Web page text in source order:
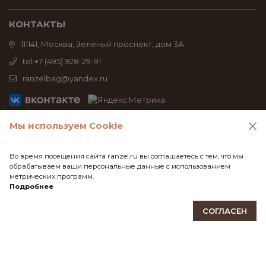
КОНТАКТЫ
111141, Москва, Зеленый проспект, дом 3А
tel:+7 (495) 928-29-91
ranzelbag@yandex.ru
© 2026 Все права защищены. ТМ Ranzel® - официальный
интернет-магазин. Сумки, рюкзаки, косметички, аксессуары
Мы используем Cookie
Во время посещения сайта ranzel.ru вы соглашаетесь с тем, что мы
обрабатываем ваши персональные данные с использованием
метрических программ.
Подробнее
СОГЛАСЕН